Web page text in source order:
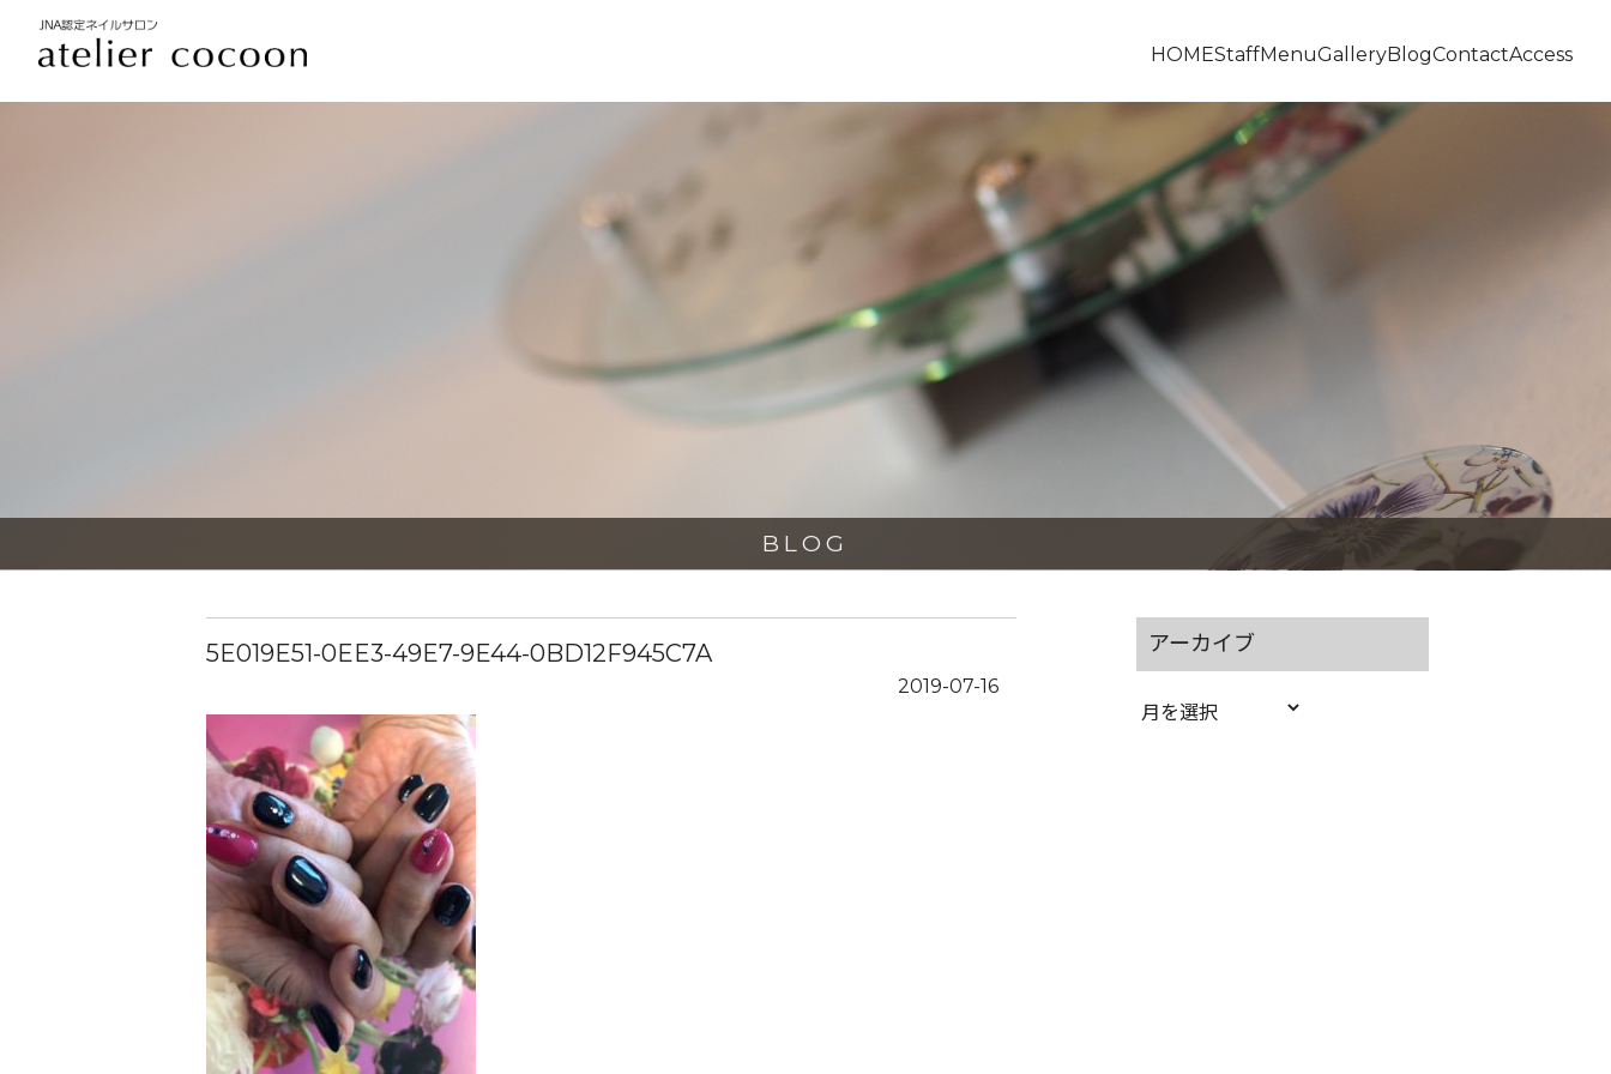
HOMEStaffMenuGalleryBlogContactAccess
BLOG
5E019E51-0EE3-49E7-9E44-0BD12F945C7A
2019-07-16
アーカイブ
ア